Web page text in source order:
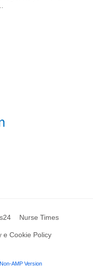
Nurse Times
e Cookie Policy
AMP Version